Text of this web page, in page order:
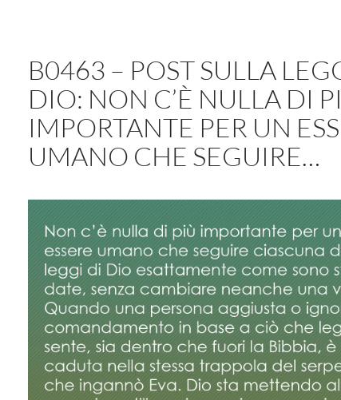
B0463 – POST SULLA
DIO: NON C’È NULLA DI
IMPORTANTE PER UN
UMANO CHE SEGUIRE…